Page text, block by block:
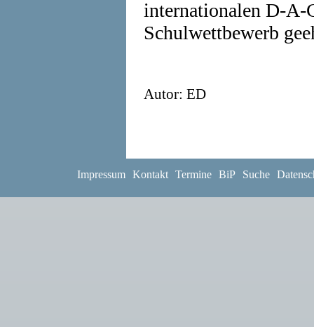
internationalen D-A-
Schulwettbewerb
Autor: ED
Impressum Kontakt Termine BiP Suche